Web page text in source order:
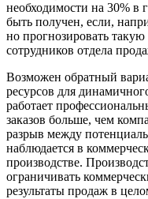
необходимости на 30% в
быть получен, если,
но прогнозировать
сотрудников отдела
Возможен обратный
ресурсов для
работает
заказов больше, чем
разрыв между
наблюдается в
производстве.
ограничивать
результаты продаж в